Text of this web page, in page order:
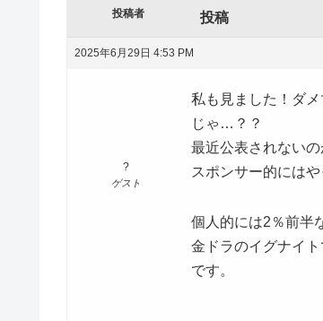
投稿者 投稿
2025年6月29日 4:53 PM
?
ゲスト
私も見ました！ダ
じゃ…？？
最近公表されない
スポンサー的には
個人的には2％前半
金ドラのイグナイ
です。